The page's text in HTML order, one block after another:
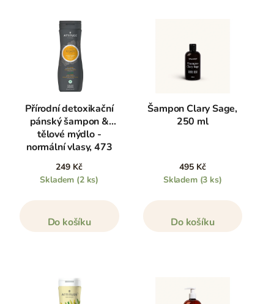
Přírodní detoxikační
pánský šampon &
tělové mýdlo -
normální vlasy, 473
249 Kč
Skladem (2 ks)
Do košíku
Šampon Clary Sage,
250 ml
495 Kč
Skladem (3 ks)
Do košíku